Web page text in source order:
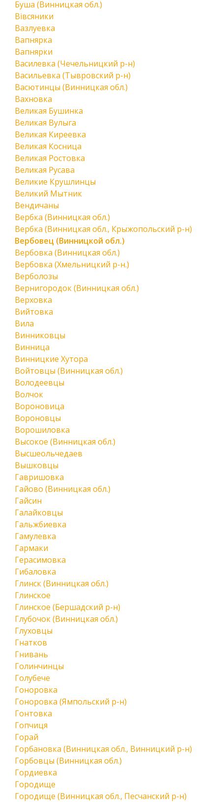
Буша (Винницкая обл.)
Вівсяники
Вазлуевка
Вапнярка
Вапнярки
Василевка (Чечельницкий р-н)
Васильевка (Тывровский р-н)
Васютинцы (Винницкая обл.)
Вахновка
Великая Бушинка
Великая Вулыга
Великая Киреевка
Великая Косница
Великая Ростовка
Великая Русава
Великие Крушлинцы
Великий Мытник
Вендичаны
Вербка (Винницкая обл.)
Вербка (Винницкая обл., Крыжопольский р-н)
Вербовец (Винницкой обл.)
Вербовка (Винницкая обл.)
Вербовка (Хмельницкий р-н.)
Верболозы
Вернигородок (Винницкая обл.)
Верховка
Вийтовка
Вила
Винниковцы
Винница
Винницкие Хутора
Войтовцы (Винницкая обл.)
Володеевцы
Волчок
Вороновица
Вороновцы
Ворошиловка
Высокое (Винницкая обл.)
Высшеольчедаев
Вышковцы
Гавришовка
Гайово (Винницкая обл.)
Гайсин
Галайковцы
Гальжбиевка
Гамулевка
Гармаки
Герасимовка
Гибаловка
Глинск (Винницкая обл.)
Глинское
Глинское (Бершадский р-н)
Глубочок (Винницкая обл.)
Глуховцы
Гнатков
Гнивань
Голинчинцы
Голубече
Гоноровка
Гоноровка (Ямпольский р-н)
Гонтовка
Гопчиця
Горай
Горбановка (Винницкая обл., Винницкий р-н)
Горбовцы (Винницкая обл.)
Гордиевка
Городище
Городище (Винницкая обл., Песчанский р-н)